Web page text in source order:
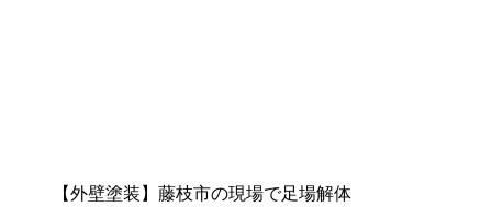
【外壁塗装】藤枝市の現場で足場解体